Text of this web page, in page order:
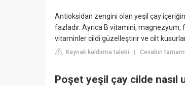
Antioksidan zengini olan yeşil çay
fazladır. Ayrıca B vitamini,
vitaminler cildi güzelleştirir ve cilt
Kaynak kaldırma talebi Cevabın
Poşet yeşil çay cilde nasıl